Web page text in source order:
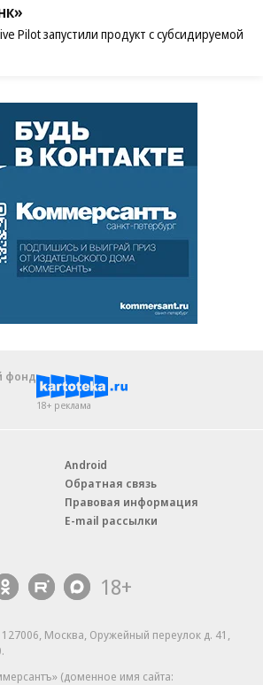
Pilot запустили продукт с субсидируемой
фонд
18+ реклама
Android
Обратная связь
Правовая информация
E-mail рассылки
18+
Москва, Оружейный переулок д. 41,
(доменное имя сайта: